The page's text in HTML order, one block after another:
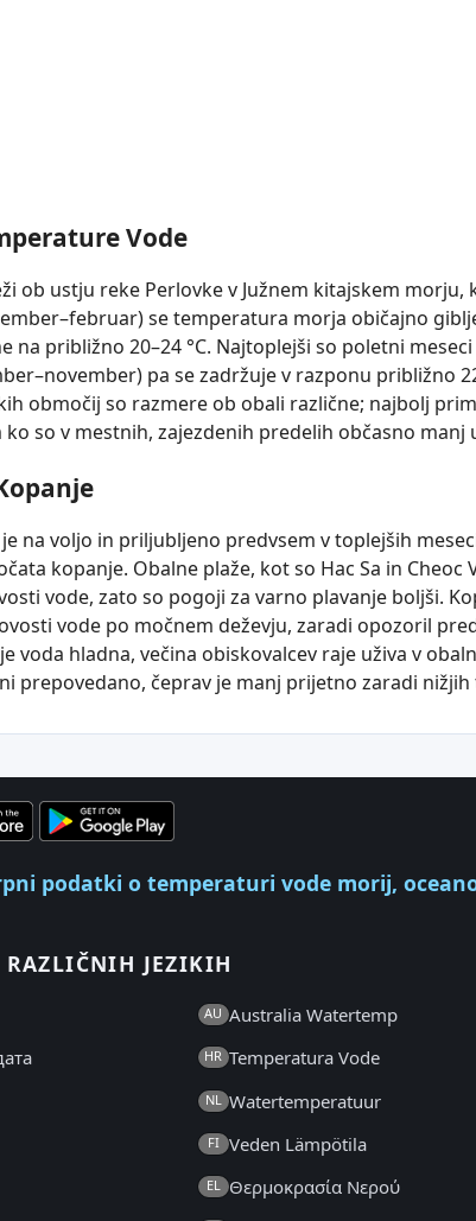
Vode
ob ustju reke Perlovke v Južnem kitajskem
se temperatura morja običajno
na približno 20–24 °C. Najtoplejši so poletni
pa se zadržuje v razponu približno
območij so razmere ob obali različne; najbolj
ko so v mestnih, zajezdenih predelih občasno manj
je na voljo in priljubljeno predvsem v toplejših
kopanje. Obalne plaže, kot so Hac Sa in
vode, zato so pogoji za varno plavanje boljši.
vode po močnem deževju, zaradi opozoril
voda hladna, večina obiskovalcev raje uživa v
prepovedano, čeprav je manj prijetno zaradi
podatki o temperaturi vode morij,
JEZIKIH
AU Australia Watertemp
HR Temperatura Vode
NL Watertemperatuur
FI Veden Lämpötila
EL Θερμοκρασία Νερού